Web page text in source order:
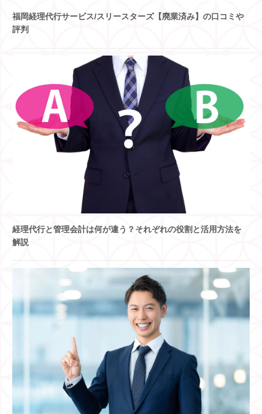
福岡経理代行サービス/スリースターズ【廃業済み】の口コミや
評判
経理代行と管理会計は何が違う？それぞれの役割と活用方法を
解説